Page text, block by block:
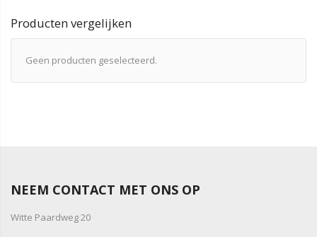
Producten vergelijken
Geen producten geselecteerd.
NEEM CONTACT MET ONS OP
Witte Paardweg 20